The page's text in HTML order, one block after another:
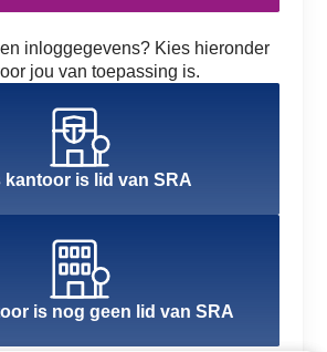
inloggegevens? Kies hieronder
jou van toepassing is.
kantoor is lid van SRA
is nog geen lid van SRA